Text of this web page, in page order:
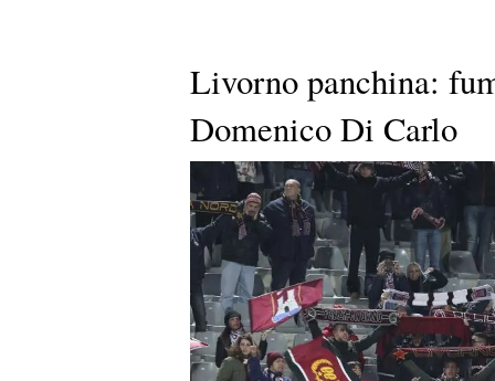
Livorno panchina:
Domenico Di Carlo